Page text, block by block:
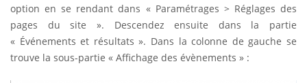
option en se rendant dans « Paramétrages > Réglages des
pages du site ». Descendez ensuite dans la partie
« Événements et résultats ». Dans la colonne de gauche se
trouve la sous-partie « Affichage des évènements » :